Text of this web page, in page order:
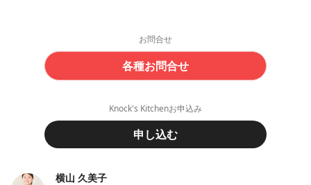
お問合せ
各種お問合せ
Knock's Kitchenお申込み
申し込む
横山 久美子